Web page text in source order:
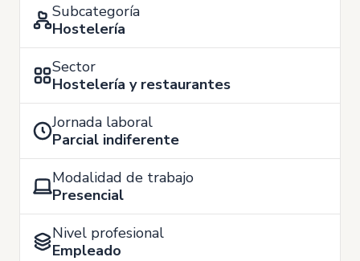
Subcategoría
Hostelería
Sector
Hostelería y restaurantes
Jornada laboral
Parcial indiferente
Modalidad de trabajo
Presencial
Nivel profesional
Empleado